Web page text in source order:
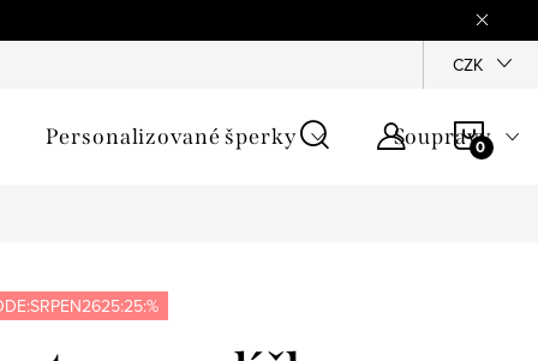
Jak
CZK
Personalizované šperky Soupravy